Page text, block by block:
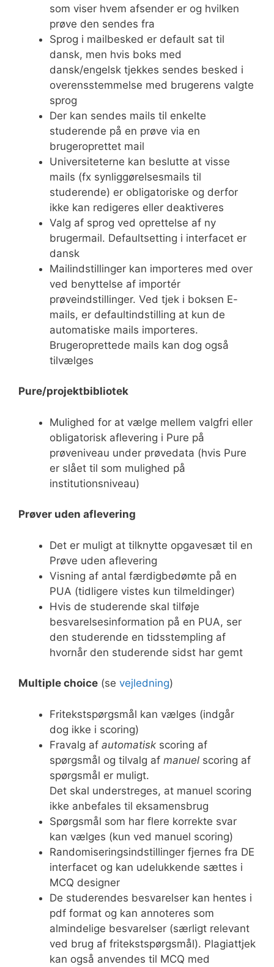
som viser hvem afsender er og hvilken
prøve den sendes fra
Sprog i mailbesked er default sat til
dansk, men hvis boks med
dansk/engelsk tjekkes sendes besked i
overensstemmelse med brugerens valgte
sprog
Der kan sendes mails til enkelte
studerende på en prøve via en
brugeroprettet mail
Universiteterne kan beslutte at visse
mails (fx synliggørelsesmails til
studerende) er obligatoriske og derfor
ikke kan redigeres eller deaktiveres
Valg af sprog ved oprettelse af ny
brugermail. Defaultsetting i interfacet er
dansk
Mailindstillinger kan importeres med over
ved benyttelse af importér
prøveindstillinger. Ved tjek i boksen E-
mails, er defaultindstilling at kun de
automatiske mails importeres.
Brugeroprettede mails kan dog også
tilvælges
Pure/projektbibliotek
Mulighed for at vælge mellem valgfri eller
obligatorisk aflevering i Pure på
prøveniveau under prøvedata (hvis Pure
er slået til som mulighed på
institutionsniveau)
Prøver uden aflevering
Det er muligt at tilknytte opgavesæt til en
Prøve uden aflevering
Visning af antal færdigbedømte på en
PUA (tidligere vistes kun tilmeldinger)
Hvis de studerende skal tilføje
besvarelsesinformation på en PUA, ser
den studerende en tidsstempling af
hvornår den studerende sidst har gemt
Multiple choice (se vejledning)
Fritekstspørgsmål kan vælges (indgår
dog ikke i scoring)
Fravalg af automatisk scoring af
spørgsmål og tilvalg af manuel scoring af
spørgsmål er muligt.
Det skal understreges, at manuel scoring
ikke anbefales til eksamensbrug
Spørgsmål som har flere korrekte svar
kan vælges (kun ved manuel scoring)
Randomiseringsindstillinger fjernes fra DE
interfacet og kan udelukkende sættes i
MCQ designer
De studerendes besvarelser kan hentes i
pdf format og kan annoteres som
almindelige besvarelser (særligt relevant
ved brug af fritekstspørgsmål). Plagiattjek
kan også anvendes til MCQ med